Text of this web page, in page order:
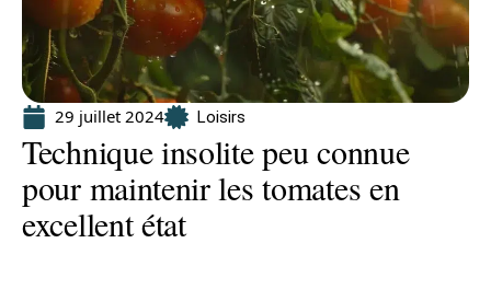
29 juillet 2024 Loisirs
Technique insolite peu connue
pour maintenir les tomates en
excellent état